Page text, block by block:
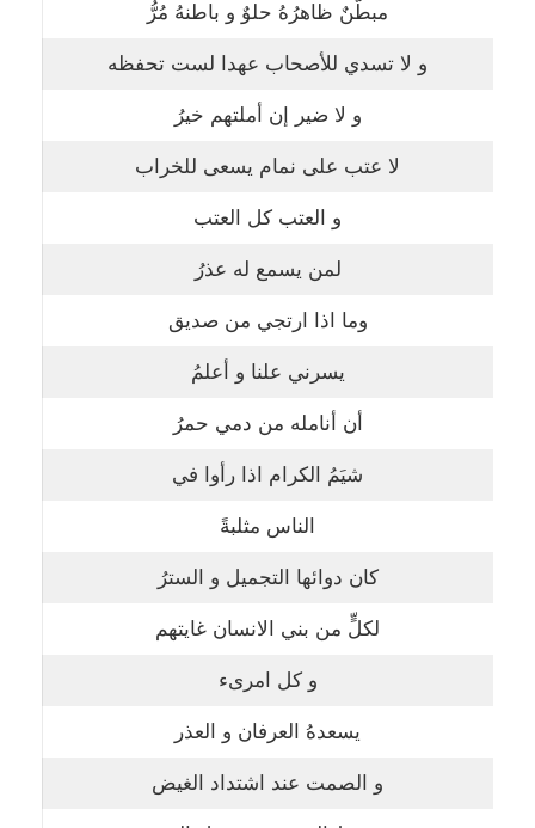
مبطّنٌ ظاهرُهُ حلوٌ و باطنهُ مُرُّ
و لا تسدي للأصحاب عهدا لست تحفظه
و لا ضير إن أملتهم خيرُ
لا عتب على نمام يسعى للخراب
و العتب كل العتب
لمن يسمع له عذرُ
وما اذا ارتجي من صديق
يسرني علنا و أعلمُ
أن أنامله من دمي حمرُ
شيَمُ الكرام اذا رأوا في
الناس مثلبةً
كان دوائها التجميل و السترُ
لكلٍّ من بني الانسان غايتهم
و كل امرىء
يسعدهُ العرفان و العذر
و الصمت عند اشتداد الغيض